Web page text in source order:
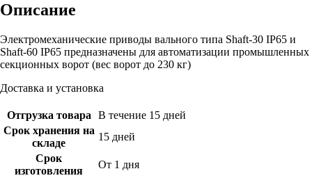
Описание
Электромеханические приводы вального типа Shaft-30 IP65 и
Shaft-60 IP65 предназначены для автоматизации промышленных
секционных ворот (вес ворот до 230 кг)
Доставка и установка
Отгрузка товара
В течение 15 дней
Срок хранения на
складе
15 дней
Срок
изготовления
От 1 дня